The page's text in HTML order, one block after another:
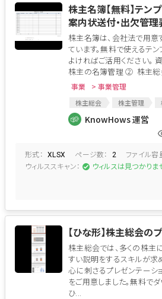
株主名簿【無料】テ
案内状送付・出欠管理
株主名簿は、会社法で用意
ています。無料で使えるテ
よければご活用ください
株主の名簿管理 ② 株主総
事業 > 事業管理
株主総会 株主管理
案内送付管理
KnowHows 運営
形式： XLSX ページ数： 2 ファイル容
ウィルススキャン： ウィルスは見つかりま
【ひな形】株主総会の
株主総会では、多くの株主
すい説明をするスキルが求
心に刺さるプレゼンテーシ
をご用意しました。無料で
ひ...